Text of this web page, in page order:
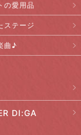
の愛用品
ステージ
曲♪
DI:GA